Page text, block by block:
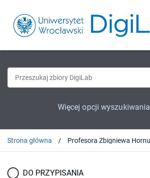
Więcej opcji wyszukiwania
Strona główna
DO PRZYPISANIA